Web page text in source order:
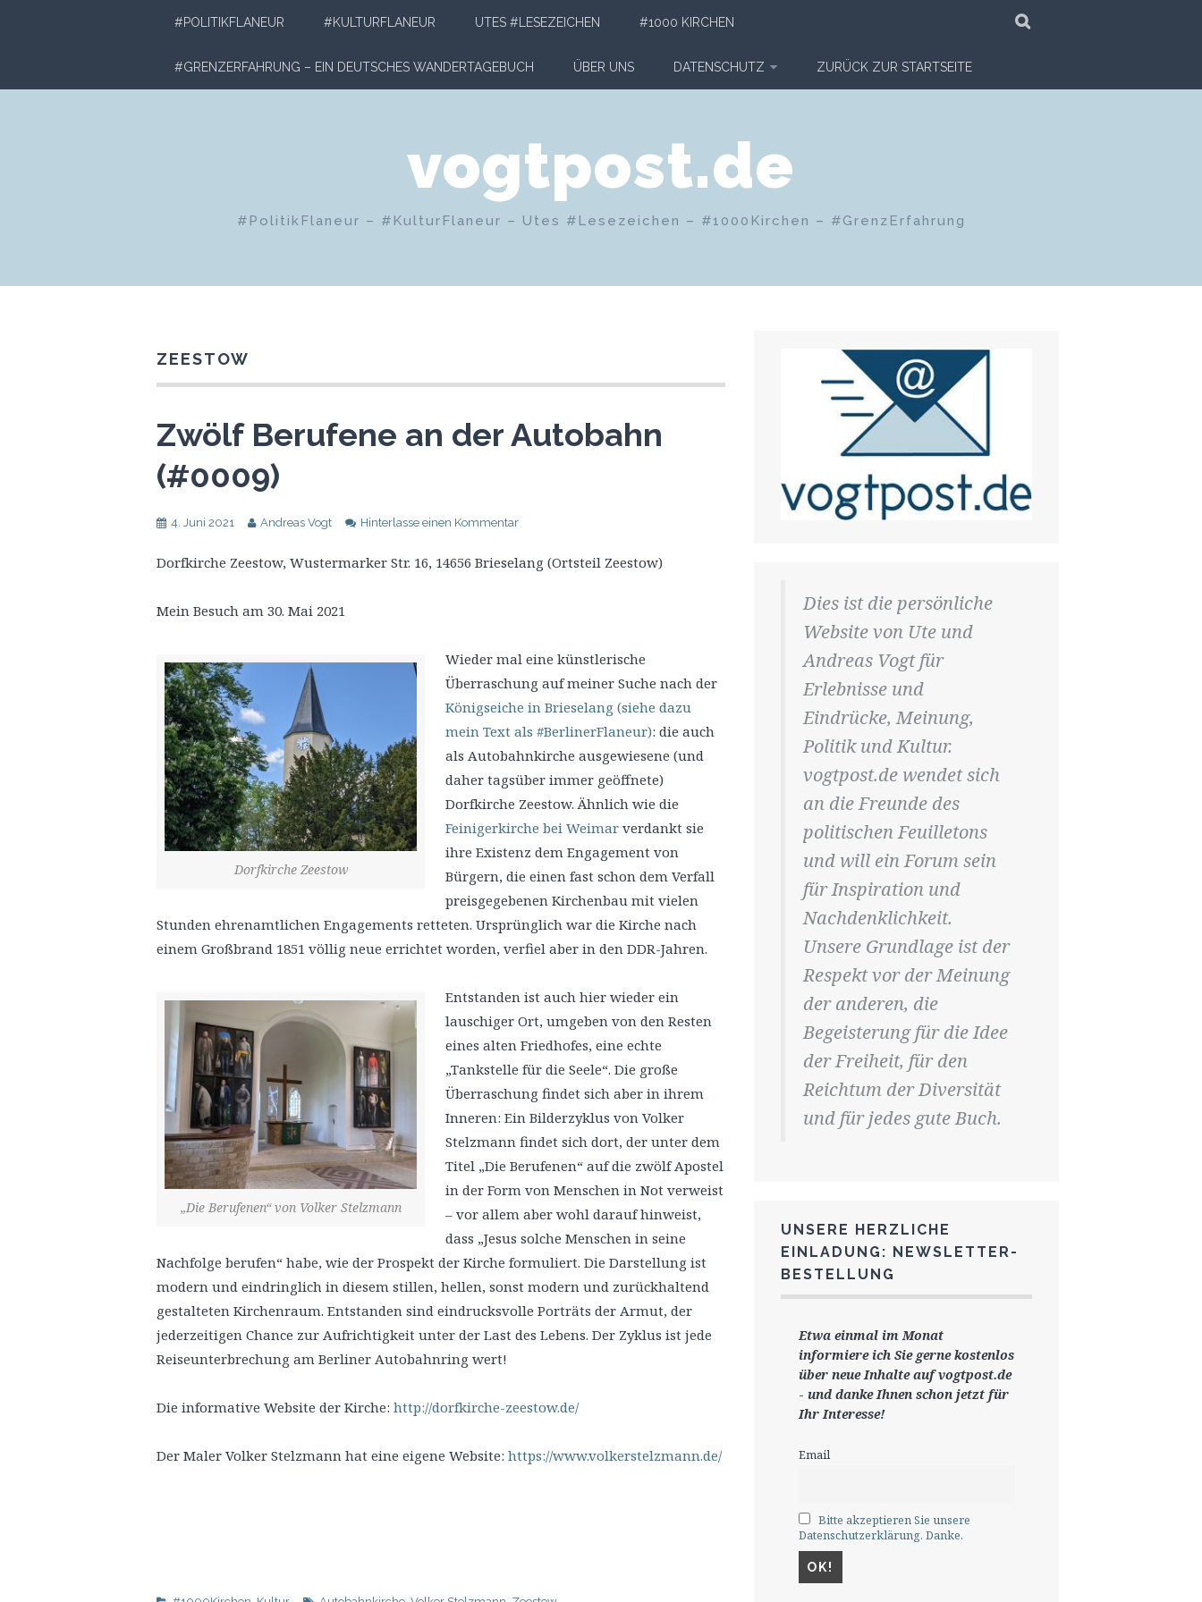
#POLITIKFLANEUR #KULTURFLANEUR UTES #LESEZEICHEN #1000 KIRCHEN
#GRENZERFAHRUNG – EIN DEUTSCHES WANDERTAGEBUCH ÜBER UNS DATENSCHUTZ ZURÜCK ZUR STARTSEITE
vogtpost.de
#PolitikFlaneur – #KulturFlaneur – Utes #Lesezeichen – #1000Kirchen – #GrenzErfahrung
ZEESTOW
Zwölf Berufene an der Autobahn
(#0009)
4. Juni 2021 Andreas Vogt Hinterlasse einen Kommentar
Dorfkirche Zeestow, Wustermarker Str. 16, 14656 Brieselang (Ortsteil Zeestow)
Mein Besuch am 30. Mai 2021
Dorfkirche Zeestow
Wieder mal eine künstlerische
Überraschung auf meiner Suche nach der
Königseiche in Brieselang (siehe dazu
mein Text als #BerlinerFlaneur): die auch
als Autobahnkirche ausgewiesene (und
daher tagsüber immer geöffnete)
Dorfkirche Zeestow. Ähnlich wie die
Feinigerkirche bei Weimarverdankt sie
ihre Existenz dem Engagement von
Bürgern, die einen fast schon dem Verfall
preisgegebenen Kirchenbau mit vielen
Stunden ehrenamtlichen Engagements retteten. Ursprünglich war die Kirche nach
einem Großbrand 1851 völlig neue errichtet worden, verfiel aber in den DDR-Jahren.
„Die Berufenen“ von Volker Stelzmann
Entstanden ist auch hier wieder ein
lauschiger Ort, umgeben von den Resten
eines alten Friedhofes, eine echte
„Tankstelle für die Seele“. Die große
Überraschung findet sich aber in ihrem
Inneren: Ein Bilderzyklus von Volker
Stelzmann findet sich dort, der unter dem
Titel „Die Berufenen“ auf die zwölf Apostel
in der Form von Menschen in Not verweist
– vor allem aber wohl darauf hinweist,
dass „Jesus solche Menschen in seine
Nachfolge berufen“ habe, wie der Prospekt der Kirche formuliert. Die Darstellung ist
modern und eindringlich in diesem stillen, hellen, sonst modern und zurückhaltend
gestalteten Kirchenraum. Entstanden sind eindrucksvolle Porträts der Armut, der
jederzeitigen Chance zur Aufrichtigkeit unter der Last des Lebens. Der Zyklus ist jede
Reiseunterbrechung am Berliner Autobahnring wert!
Die informative Website der Kirche: http://dorfkirche-zeestow.de/
Der Maler Volker Stelzmann hat eine eigene Website: https://www.volkerstelzmann.de/
Dies ist die persönliche
Website von Ute und
Andreas Vogt für
Erlebnisse und
Eindrücke, Meinung,
Politik und Kultur.
vogtpost.de wendet sich
an die Freunde des
politischen Feuilletons
und will ein Forum sein
für Inspiration und
Nachdenklichkeit.
Unsere Grundlage ist der
Respekt vor der Meinung
der anderen, die
Begeisterung für die Idee
der Freiheit, für den
Reichtum der Diversität
und für jedes gute Buch.
UNSERE HERZLICHE
EINLADUNG: NEWSLETTER-
BESTELLUNG
Etwa einmal im Monat
informiere ich Sie gernekostenlos
über neue Inhalte auf vogtpost.de
- und danke Ihnen schon jetzt für
Ihr Interesse!
Email
Bitte akzeptieren Sie unsere
Datenschutzerklärung. Danke.